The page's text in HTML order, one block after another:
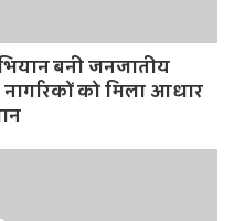
बनी जनजातीय
को मिला आधार